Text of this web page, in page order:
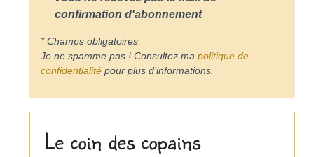
confirmation d'abonnement
* Champs obligatoires
Je ne spamme pas ! Consultez ma politique de
confidentialitépour plus d’informations.
Le coin des copains